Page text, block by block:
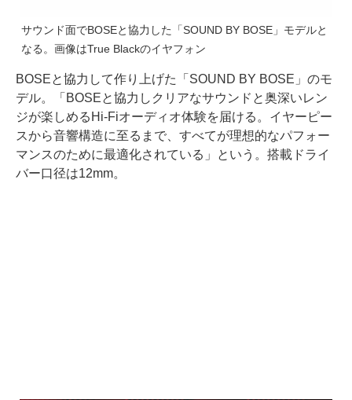
サウンド面でBOSEと協力した「SOUND BY BOSE」モデルと
なる。画像はTrue Blackのイヤフォン
BOSEと協力して作り上げた「SOUND BY BOSE」のモ
デル。「BOSEと協力しクリアなサウンドと奥深いレン
ジが楽しめるHi-Fiオーディオ体験を届ける。イヤーピー
スから音響構造に至るまで、すべてが理想的なパフォー
マンスのために最適化されている」という。搭載ドライ
バー口径は12mm。